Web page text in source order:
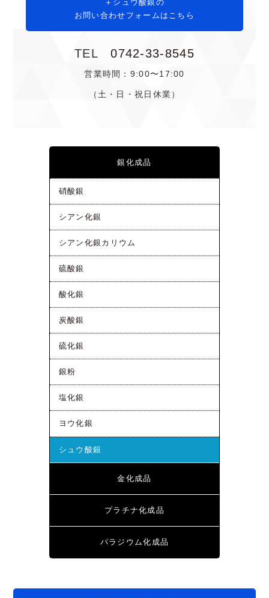
シュウ酸銀の
お問い合わせフォームはこちら
TEL0742-33-8545
営業時間：9:00〜17:00
（土・日・祝日休業）
銀化成品
硝酸銀
シアン化銀
シアン化銀カリウム
硫酸銀
酸化銀
炭酸銀
硫化銀
銀粉
塩化銀
ヨウ化銀
シュウ酸銀
金化成品
プラチナ化成品
パラジウム化成品